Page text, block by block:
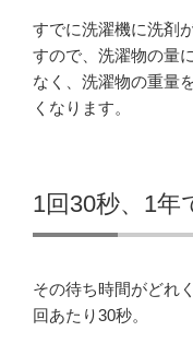
すでに洗濯機に洗剤
すので、洗濯物の量
なく、洗濯物の重量
くなります。
1回30秒、1年
その待ち時間がどれ
回あたり30秒。